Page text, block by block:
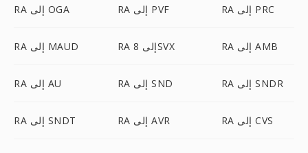
RA إلى OGA RA إلى PVF RA إلى PRC
RA إلى MAUD RA إلى 8SVX RA إلى AMB
RA إلى AU RA إلى SND RA إلى SNDR
RA إلى SNDT RA إلى AVR RA إلى CVS